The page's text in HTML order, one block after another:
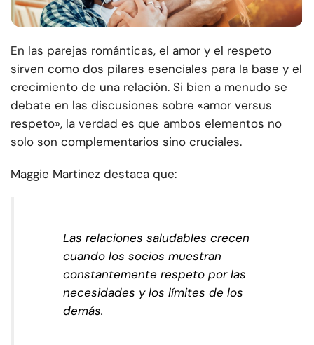
En las parejas románticas, el amor y el respeto
sirven como dos pilares esenciales para la base y el
crecimiento de una relación. Si bien a menudo se
debate en las discusiones sobre «amor versus
respeto», la verdad es que ambos elementos no
solo son complementarios sino cruciales.
Maggie Martinez destaca que:
Las relaciones saludables crecen
cuando los socios muestran
constantemente respeto por las
necesidades y los límites de los
demás.